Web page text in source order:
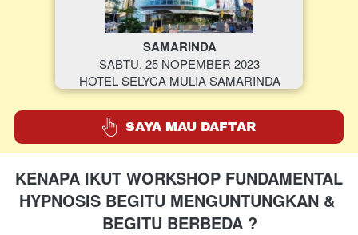
SAMARINDA
SABTU, 25 NOPEMBER 2023
HOTEL SELYCA MULIA SAMARINDA
` SAYA MAU DAFTAR
KENAPA IKUT WORKSHOP FUNDAMENTAL
HYPNOSIS BEGITU MENGUNTUNGKAN &
BEGITU BERBEDA ?